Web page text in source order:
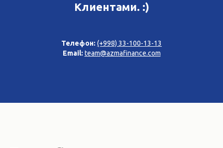
Клиентами. :)
Телефон: (+998) 33-100-13-13
Email: team@azmafinance.com